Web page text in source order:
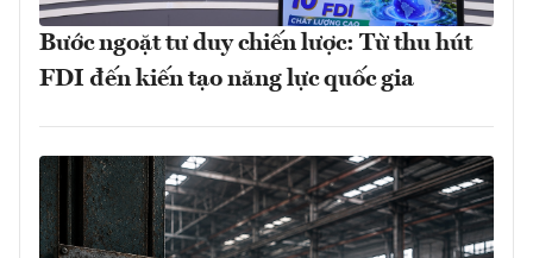
Bước ngoặt tư duy chiến lược: Từ thu hút
FDI đến kiến tạo năng lực quốc gia